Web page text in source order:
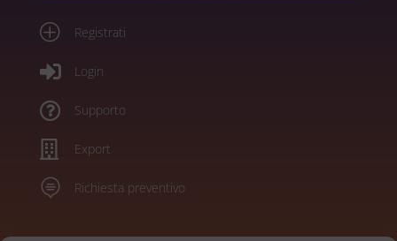
P Registrati
 Login
 Supporto
 Export
 Richiesta preventivo